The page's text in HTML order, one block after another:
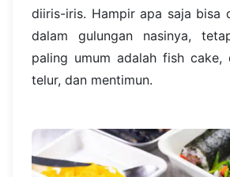
diiris-iris. Hampir apa saja bisa
dalam gulungan nasinya,
paling umum adalah fish cake,
telur, dan mentimun.